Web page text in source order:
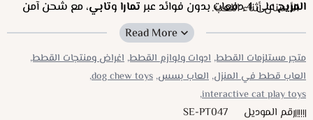
الأسنان أثناء اللعب.
سهولة التنظيف بعد اللعب:تُغسل في الغسالة للحفاظ على
نظافتها دائماً بدون مجهود إضافي.
تسالي لا تنتهي:تصميم ملون ومشوّق يجعل حيوانك يعود
إليها مرارًا وتكرارًا.
المريحعلى 4 دفعات بدون فوائد عبر تمارا وتابي، مع شحن آمن
وسريع لجميع مناطق المملكة.
متجر مستلزمات القطط, ادوات ولوازم القطط, اغراض ومنتجات القطط,
العاب قطط في المنزل, العاب بسس, dog chew toys,
interactive cat play toys,
رقم الموديل SE-PT047